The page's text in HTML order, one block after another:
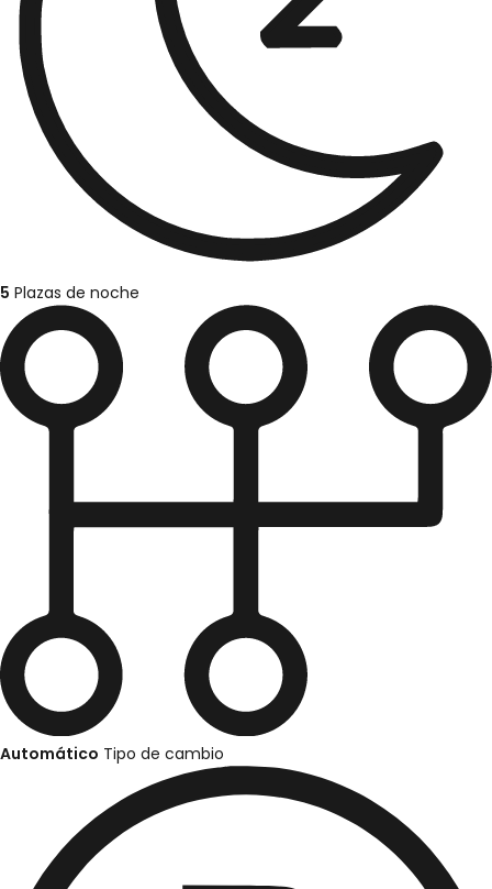
5 Plazas de noche
Automático Tipo de cambio